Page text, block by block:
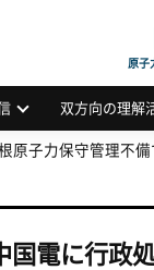
ATOMIC
原子
双方向の理解
子力保守管理不
電に行政